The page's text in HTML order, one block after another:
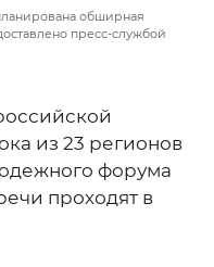
обширная
пресс-службой
из 23 регионов
форума
проходят в